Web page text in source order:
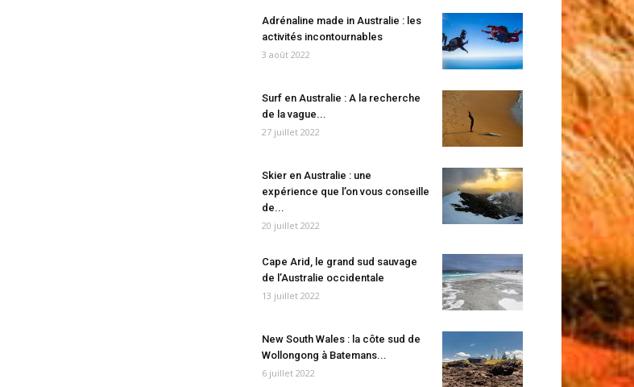
Adrénaline made in Australie : les
activités incontournables
3 août 2022
Surf en Australie : A la recherche
de la vague...
27 juillet 2022
Skier en Australie : une
expérience que l’on vous conseille
de...
20 juillet 2022
Cape Arid, le grand sud sauvage
de l’Australie occidentale
13 juillet 2022
New South Wales : la côte sud de
Wollongong à Batemans...
6 juillet 2022